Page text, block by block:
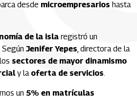
desde microempresarios hasta
de la isla registró un
Según Jenifer Yepes, directora de la
sectores de mayor dinamismo
y la oferta de servicios.
un 5% en matrículas